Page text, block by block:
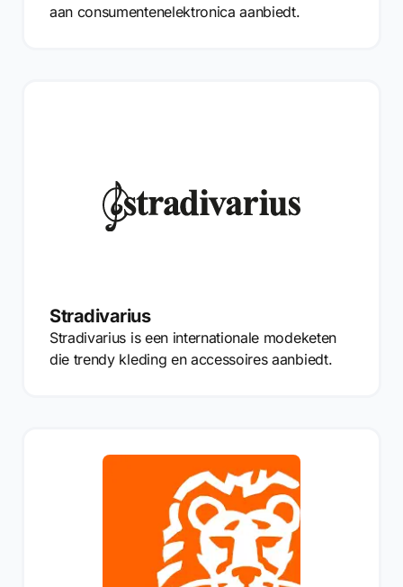
aan consumentenelektronica aanbiedt.
Stradivarius
Stradivarius is een internationale modeketen
die trendy kleding en accessoires aanbiedt.